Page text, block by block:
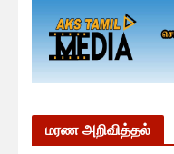
மரண அறிவித்தல்